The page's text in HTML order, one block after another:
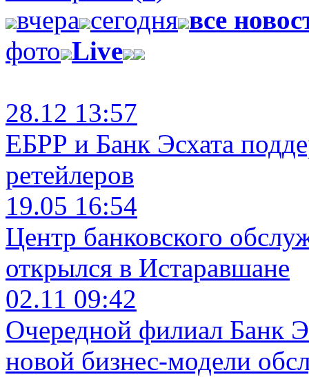
вчера сегодня все
фото Live
28.12 13:57
ЕБРР и Банк Эсхата
ретейлеров
19.05 16:54
Центр банковского
открылся в Истаравшане
02.11 09:42
Очередной филиал Банк
новой бизнес-модели